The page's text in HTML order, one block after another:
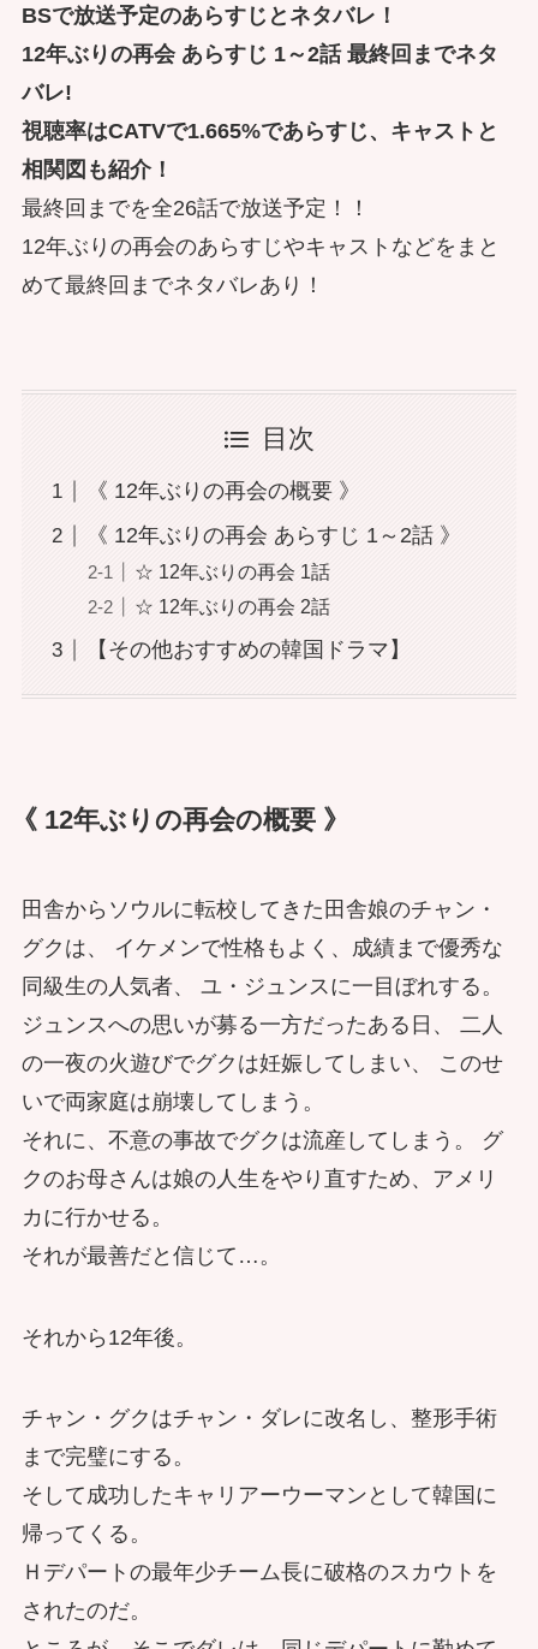
BSで放送予定のあらすじとネタバレ！
12年ぶりの再会 あらすじ 1～2話 最終回までネタ
バレ!
視聴率はCATVで1.665%であらすじ、キャストと
相関図も紹介！
最終回までを全26話で放送予定！！
12年ぶりの再会のあらすじやキャストなどをまと
めて最終回までネタバレあり！
目次
《 12年ぶりの再会の概要 》
《 12年ぶりの再会 あらすじ 1～2話 》
☆ 12年ぶりの再会 1話
☆ 12年ぶりの再会 2話
【その他おすすめの韓国ドラマ】
《 12年ぶりの再会の概要 》
田舎からソウルに転校してきた田舎娘のチャン・
グクは、 イケメンで性格もよく、成績まで優秀な
同級生の人気者、 ユ・ジュンスに一目ぼれする。
ジュンスへの思いが募る一方だったある日、 二人
の一夜の火遊びでグクは妊娠してしまい、 このせ
いで両家庭は崩壊してしまう。
それに、不意の事故でグクは流産してしまう。 グ
クのお母さんは娘の人生をやり直すため、アメリ
カに行かせる。
それが最善だと信じて…。
それから12年後。
チャン・グクはチャン・ダレに改名し、整形手術
まで完璧にする。
そして成功したキャリアーウーマンとして韓国に
帰ってくる。
Ｈデパートの最年少チーム長に破格のスカウトを
されたのだ。